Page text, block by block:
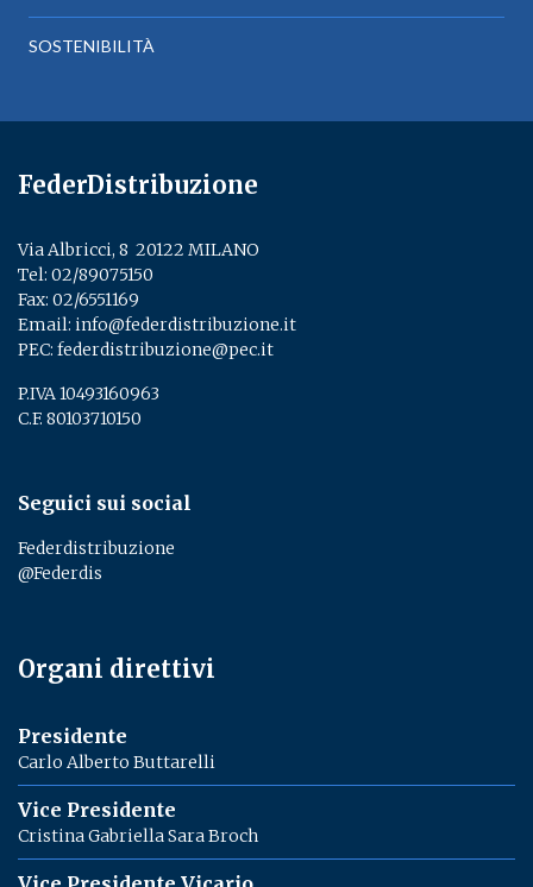
SOSTENIBILITÀ
FederDistribuzione
Via Albricci, 8 ­ 20122 MILANO
Tel: 02/89075150
Fax: 02/6551169
Email: info@federdistribuzione.it
PEC: federdistribuzione@pec.it
P.IVA 10493160963
C.F. 80103710150
Seguici sui social
Federdistribuzione
@Federdis
Organi direttivi
Presidente
Carlo Alberto Buttarelli
Vice Presidente
Cristina Gabriella Sara Broch